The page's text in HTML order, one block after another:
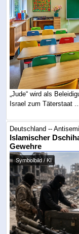
„Jude“ wird als
Israel zum Täterstaat
Deutschland --
Islamischer
Gewehre
Symbolbild / KI